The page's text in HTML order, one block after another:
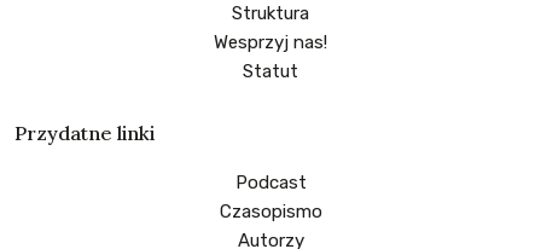
Struktura
Wesprzyj nas!
Statut
Przydatne linki
Podcast
Czasopismo
Autorzy